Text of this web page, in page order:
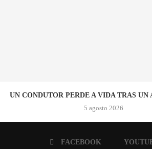
UN CONDUTOR PERDE A VIDA TRAS UN
5 agosto 2026
FACEBOOK